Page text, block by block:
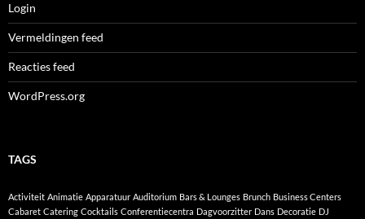
Login
Vermeldingen feed
Reacties feed
WordPress.org
TAGS
Activiteit Animatie Apparatuur Auditorium Bars & Lounges Brunch Business Centers
Cabaret Catering Cocktails Conferentiecentra Dagvoorzitter Dans Decoratie DJ